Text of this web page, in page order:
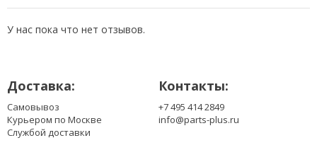
У нас пока что нет отзывов.
Доставка:
Самовывоз
Курьером по Москве
Службой доставки
Контакты:
+7 495 414 2849
info@parts-plus.ru